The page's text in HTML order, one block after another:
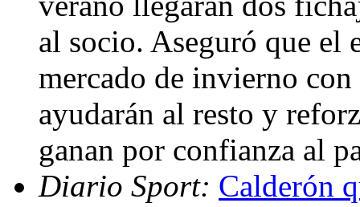
al socio. Aseguró que el
mercado de invierno con
ayudarán al resto y
ganan por confianza al
Diario Sport: Calderón